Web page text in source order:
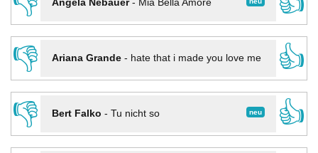
Angela Nebauer- Mia Bella Amore
👎
Ariana Grande- hate that i made you love me
👍
👎
neu
Bert Falko - Tu nicht so
👍